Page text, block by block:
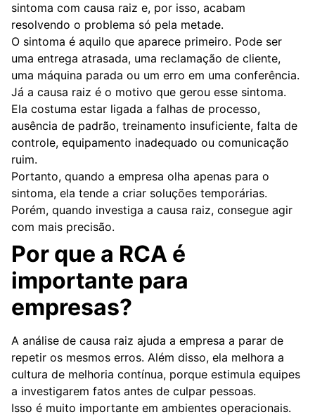
sintoma com causa raiz e, por isso, acabam
resolvendo o problema só pela metade.
O sintoma é aquilo que aparece primeiro. Pode ser
uma entrega atrasada, uma reclamação de cliente,
uma máquina parada ou um erro em uma conferência.
Já a causa raiz é o motivo que gerou esse sintoma.
Ela costuma estar ligada a falhas de processo,
ausência de padrão, treinamento insuficiente, falta de
controle, equipamento inadequado ou comunicação
ruim.
Portanto, quando a empresa olha apenas para o
sintoma, ela tende a criar soluções temporárias.
Porém, quando investiga a causa raiz, consegue agir
com mais precisão.
Por que a RCA é
importante para
empresas?
A análise de causa raiz ajuda a empresa a parar de
repetir os mesmos erros. Além disso, ela melhora a
cultura de melhoria contínua, porque estimula equipes
a investigarem fatos antes de culpar pessoas.
Isso é muito importante em ambientes operacionais.